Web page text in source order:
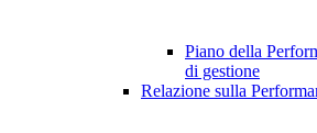
Piano della
di gestione
Relazione sulla